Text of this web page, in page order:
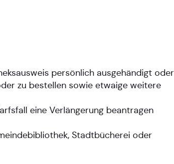
persönlich ausgehändigt oder
zu bestellen sowie etwaige weitere
eine Verlängerung beantragen
Stadtbücherei oder